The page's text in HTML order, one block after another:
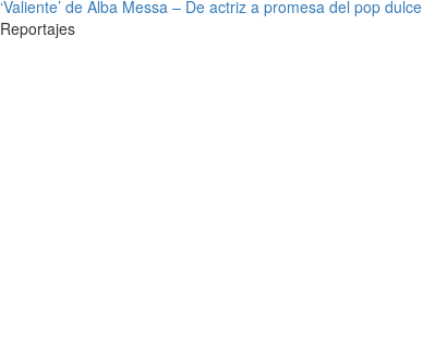
‘Valiente’ de Alba Messa – De actriz a promesa del pop dulce
Reportajes